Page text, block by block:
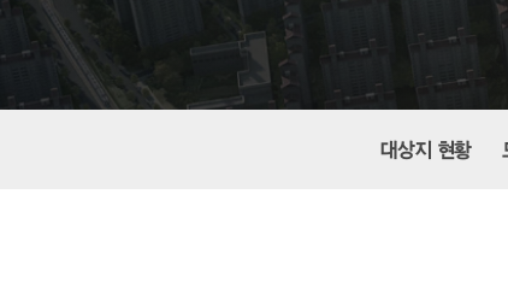
대상지 현황